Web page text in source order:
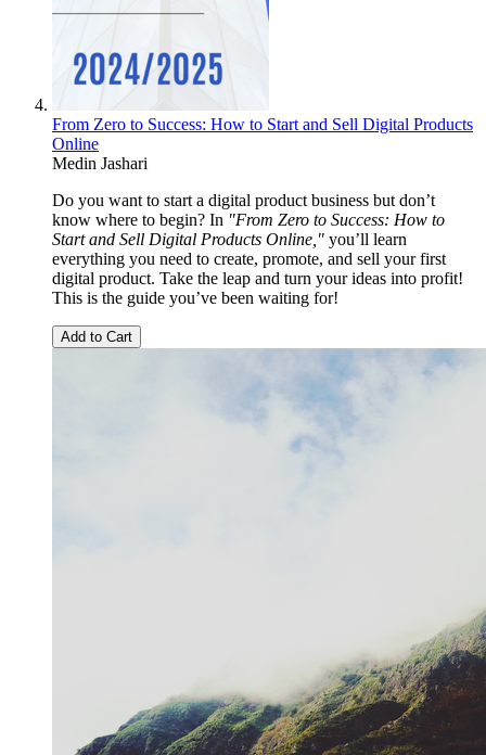
From Zero to Success: How to Start and Sell Digital Products
Online
Medin Jashari
Do you want to start a digital product business but don’t
know where to begin? In "From Zero to Success: How to
Start and Sell Digital Products Online," you’ll learn
everything you need to create, promote, and sell your first
digital product. Take the leap and turn your ideas into profit!
This is the guide you’ve been waiting for!
Add to Cart